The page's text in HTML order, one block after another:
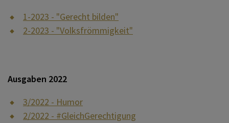
1-2023 - "Gerecht bilden"
2-2023 - "Volksfrömmigkeit"
Ausgaben 2022
3/2022 - Humor
2/2022 - #GleichGerechtigung